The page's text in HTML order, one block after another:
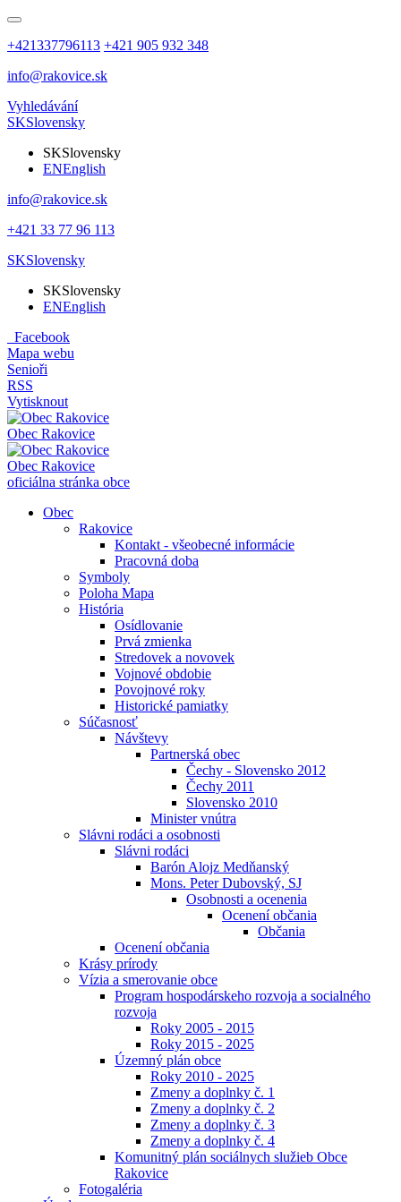
+421337796113 +421 905 932 348
info@rakovice.sk
Vyhledávání
SKSlovensky
SKSlovensky
ENEnglish
info@rakovice.sk
+421 33 77 96 113
SKSlovensky
SKSlovensky
ENEnglish
Facebook
Mapa webu
Senioři
RSS
Vytisknout
Obec Rakovice
Obec Rakovice
oficiálna stránka obce
Obec
Rakovice
Kontakt - všeobecné informácie
Pracovná doba
Symboly
Poloha Mapa
História
Osídlovanie
Prvá zmienka
Stredovek a novovek
Vojnové obdobie
Povojnové roky
Historické pamiatky
Súčasnosť
Návštevy
Partnerská obec
Čechy - Slovensko 2012
Čechy 2011
Slovensko 2010
Minister vnútra
Slávni rodáci a osobnosti
Slávni rodáci
Barón Alojz Medňanský
Mons. Peter Dubovský, SJ
Osobnosti a ocenenia
Ocenení občania
Občania
Ocenení občania
Krásy prírody
Vízia a smerovanie obce
Program hospodárskeho rozvoja a socialného
rozvoja
Roky 2005 - 2015
Roky 2015 - 2025
Územný plán obce
Roky 2010 - 2025
Zmeny a doplnky č. 1
Zmeny a doplnky č. 2
Zmeny a doplnky č. 3
Zmeny a doplnky č. 4
Komunitný plán sociálnych služieb Obce
Rakovice
Fotogaléria